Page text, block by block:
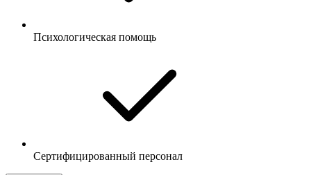
Психологическая помощь
Сертифицированный персонал